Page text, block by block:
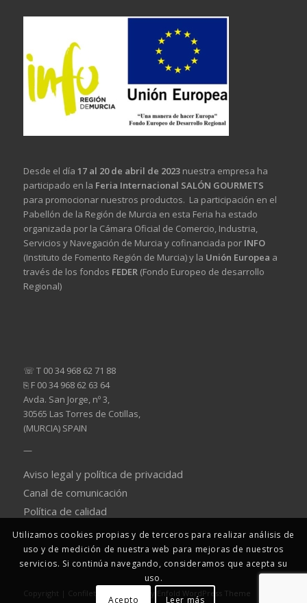
Desde el día 17 al 20 de abril de 2023nuestra empresa ha
participado en la Feria Internacional SALÓN GOURMETS
para promocionar nuestros productos. La participación en el
Pabellón de la Región de Murcia en esta Feria ha estado
organizada por la Cámara Oficial de Comercio, Industria,
Servicios y Navegación de Murcia y cofinanciada por INFO
(Instituto de Fomento Región de Murcia) y la Unión Europea a
través de los fondos FEDER(Fondo Europeo de desarrollo
Regional)
☏ T 00 34 968 62 71 88
⎘ F 00 34 968 62 63 64
Avda. San Jorge, nº 3,
30565 Las Torres de Cotillas,
(MURCIA) SPAIN
—
Aviso legal y política de privacidad
Canal de comunicación
Política de calidad
Copyright | Confiletas - powered by Enfold WordPress Theme
Utilizamos cookies propias y de terceros para realizar análisis de
uso y de medición de nuestra web para mejoras de nuestros
servicios. Si continúa navegando, consideramos que acepta su
uso.
Acepto
Leer más